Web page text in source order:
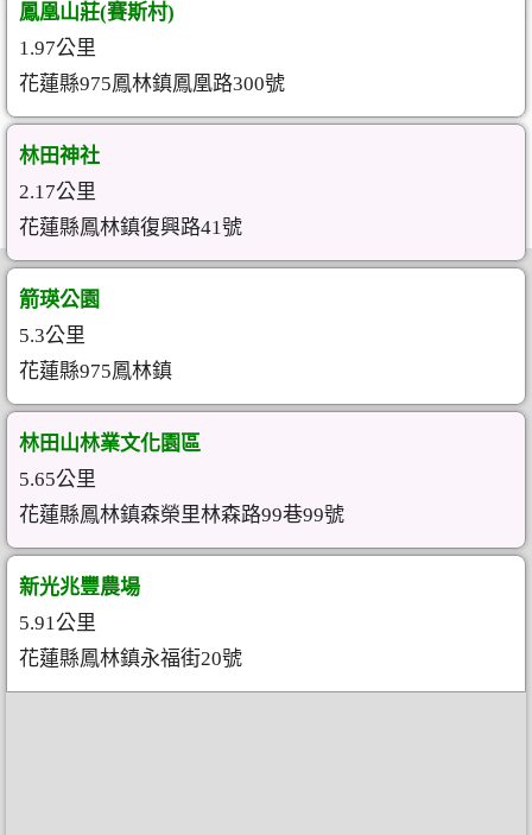
鳳凰山莊(賽斯村)
1.97公里
花蓮縣975鳳林鎮鳳凰路300號
林田神社
2.17公里
花蓮縣鳳林鎮復興路41號
箭瑛公園
5.3公里
花蓮縣975鳳林鎮
林田山林業文化園區
5.65公里
花蓮縣鳳林鎮森榮里林森路99巷99號
新光兆豐農場
5.91公里
花蓮縣鳳林鎮永福街20號